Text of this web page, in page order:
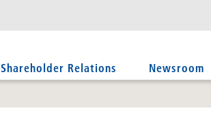
Shareholder Relations Newsroom